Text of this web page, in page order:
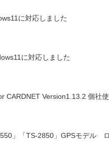
に対応しました
に対応しました
Version1.13.2 個社
」「TS-2850」GPSモデル